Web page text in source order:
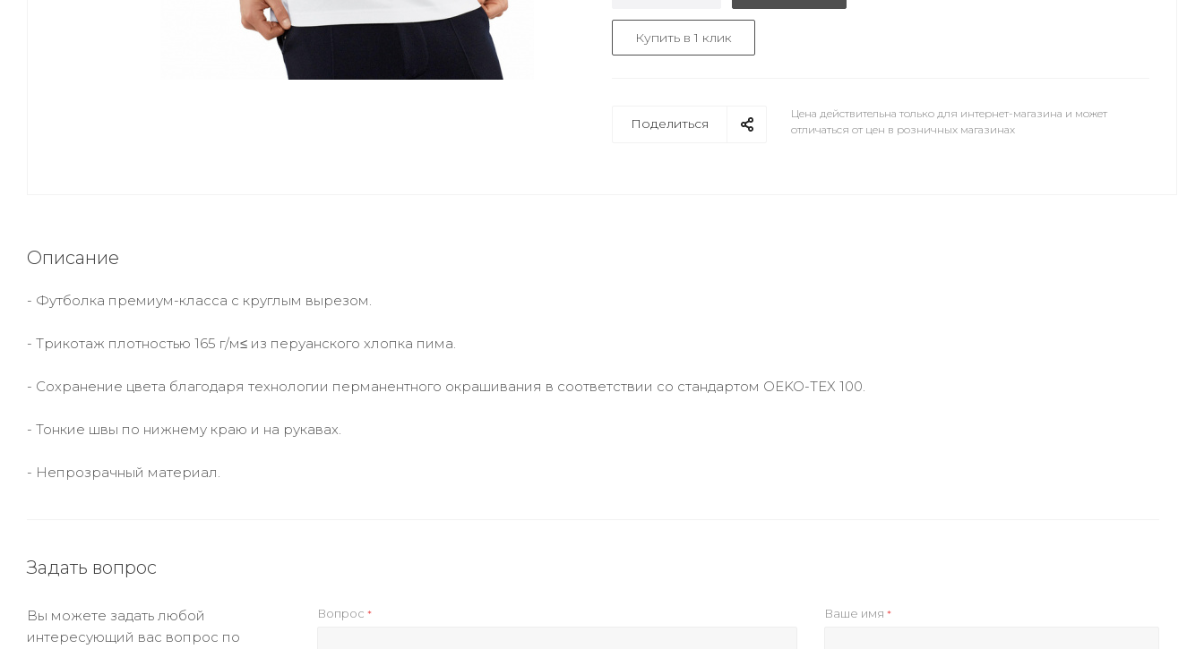
Купить в 1 клик
Поделиться
Цена действительна только для интернет-магазина и может
отличаться от цен в розничных магазинах
Описание
- Футболка премиум-класса с круглым вырезом.
- Трикотаж плотностью 165 г/м≤ из перуанского хлопка пима.
- Сохранение цвета благодаря технологии перманентного окрашивания в соответствии со стандартом OEKO-TEX 100.
- Тонкие швы по нижнему краю и на рукавах.
- Непрозрачный материал.
Задать вопрос
Вы можете задать любой
интересующий вас вопрос по
Вопрос * Ваше имя *